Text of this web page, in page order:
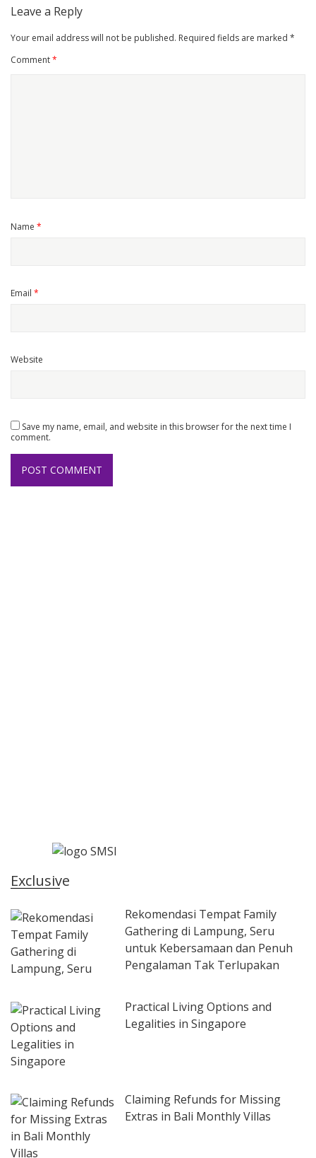
Leave a Reply
Your email address will not be published. Required fields are marked *
Comment*
Name *
Email *
Website
Save my name, email, and website in this browser for the next time I
comment.
Exclusive
Rekomendasi Tempat Family
Gathering di Lampung, Seru
untuk Kebersamaan dan Penuh
Pengalaman Tak Terlupakan
Practical Living Options and
Legalities in Singapore
Claiming Refunds for Missing
Extras in Bali Monthly Villas